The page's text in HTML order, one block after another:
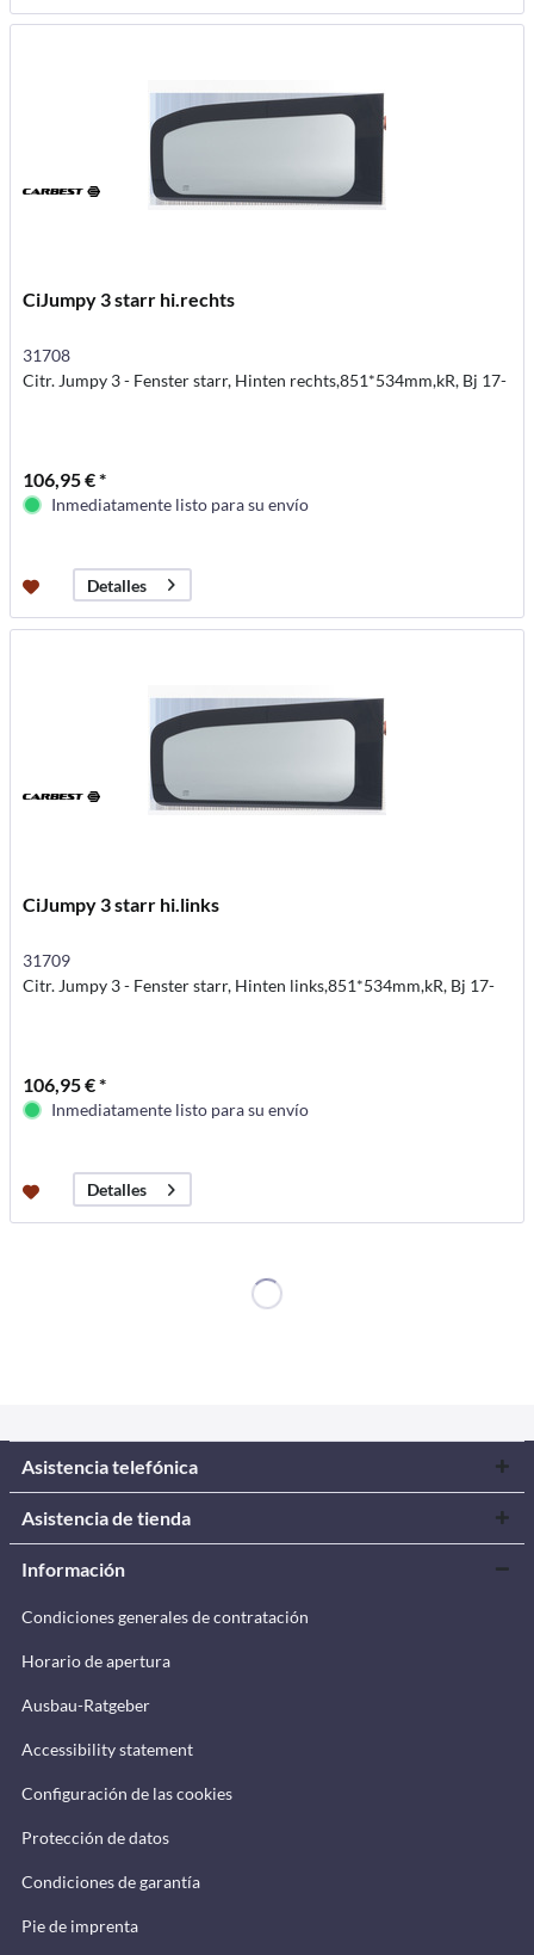
CiJumpy 3 starr hi.rechts
31708
Citr. Jumpy 3 - Fenster starr, Hinten rechts,851*534mm,kR, Bj 17-
106,95 € *
Inmediatamente listo para su envío
Detalles
CiJumpy 3 starr hi.links
31709
Citr. Jumpy 3 - Fenster starr, Hinten links,851*534mm,kR, Bj 17-
106,95 € *
Inmediatamente listo para su envío
Detalles
Asistencia telefónica
Asistencia de tienda
Información
Condiciones generales de contratación
Horario de apertura
Ausbau-Ratgeber
Accessibility statement
Configuración de las cookies
Protección de datos
Condiciones de garantía
Pie de imprenta